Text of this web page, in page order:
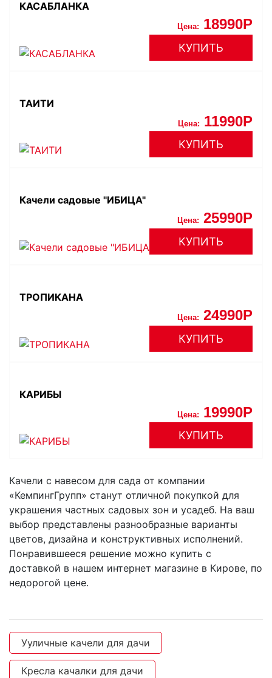
КАСАБЛАНКА
Цена: 18990
КУПИТЬ
ТАИТИ
Цена: 11990
КУПИТЬ
Качели садовые "ИБИЦА"
Цена: 25990
КУПИТЬ
ТРОПИКАНА
Цена: 24990
КУПИТЬ
КАРИБЫ
Цена: 19990
КУПИТЬ
Качели с навесом для сада от компании
«КемпингГрупп» станут отличной покупкой для
украшения частных садовых зон и усадеб. На ваш
выбор представлены разнообразные варианты
цветов, дизайна и конструктивных исполнений.
Понравившееся решение можно купить с
доставкой в нашем интернет магазине в Кирове, по
недорогой цене.
Ууличные качели для дачи
Кресла качалки для дачи